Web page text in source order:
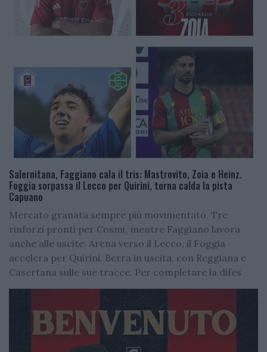
Salernitana, Faggiano cala il tris: Mastrovito, Zoia e Heinz.
Foggia sorpassa il Lecco per Quirini, torna calda la pista
Capuano
Mercato granata sempre più movimentato. Tre
rinforzi pronti per Cosmi, mentre Faggiano lavora
anche alle uscite: Arena verso il Lecco, il Foggia
accelera per Quirini. Berra in uscita, con Reggiana e
Casertana sulle sue tracce. Per completare la difes